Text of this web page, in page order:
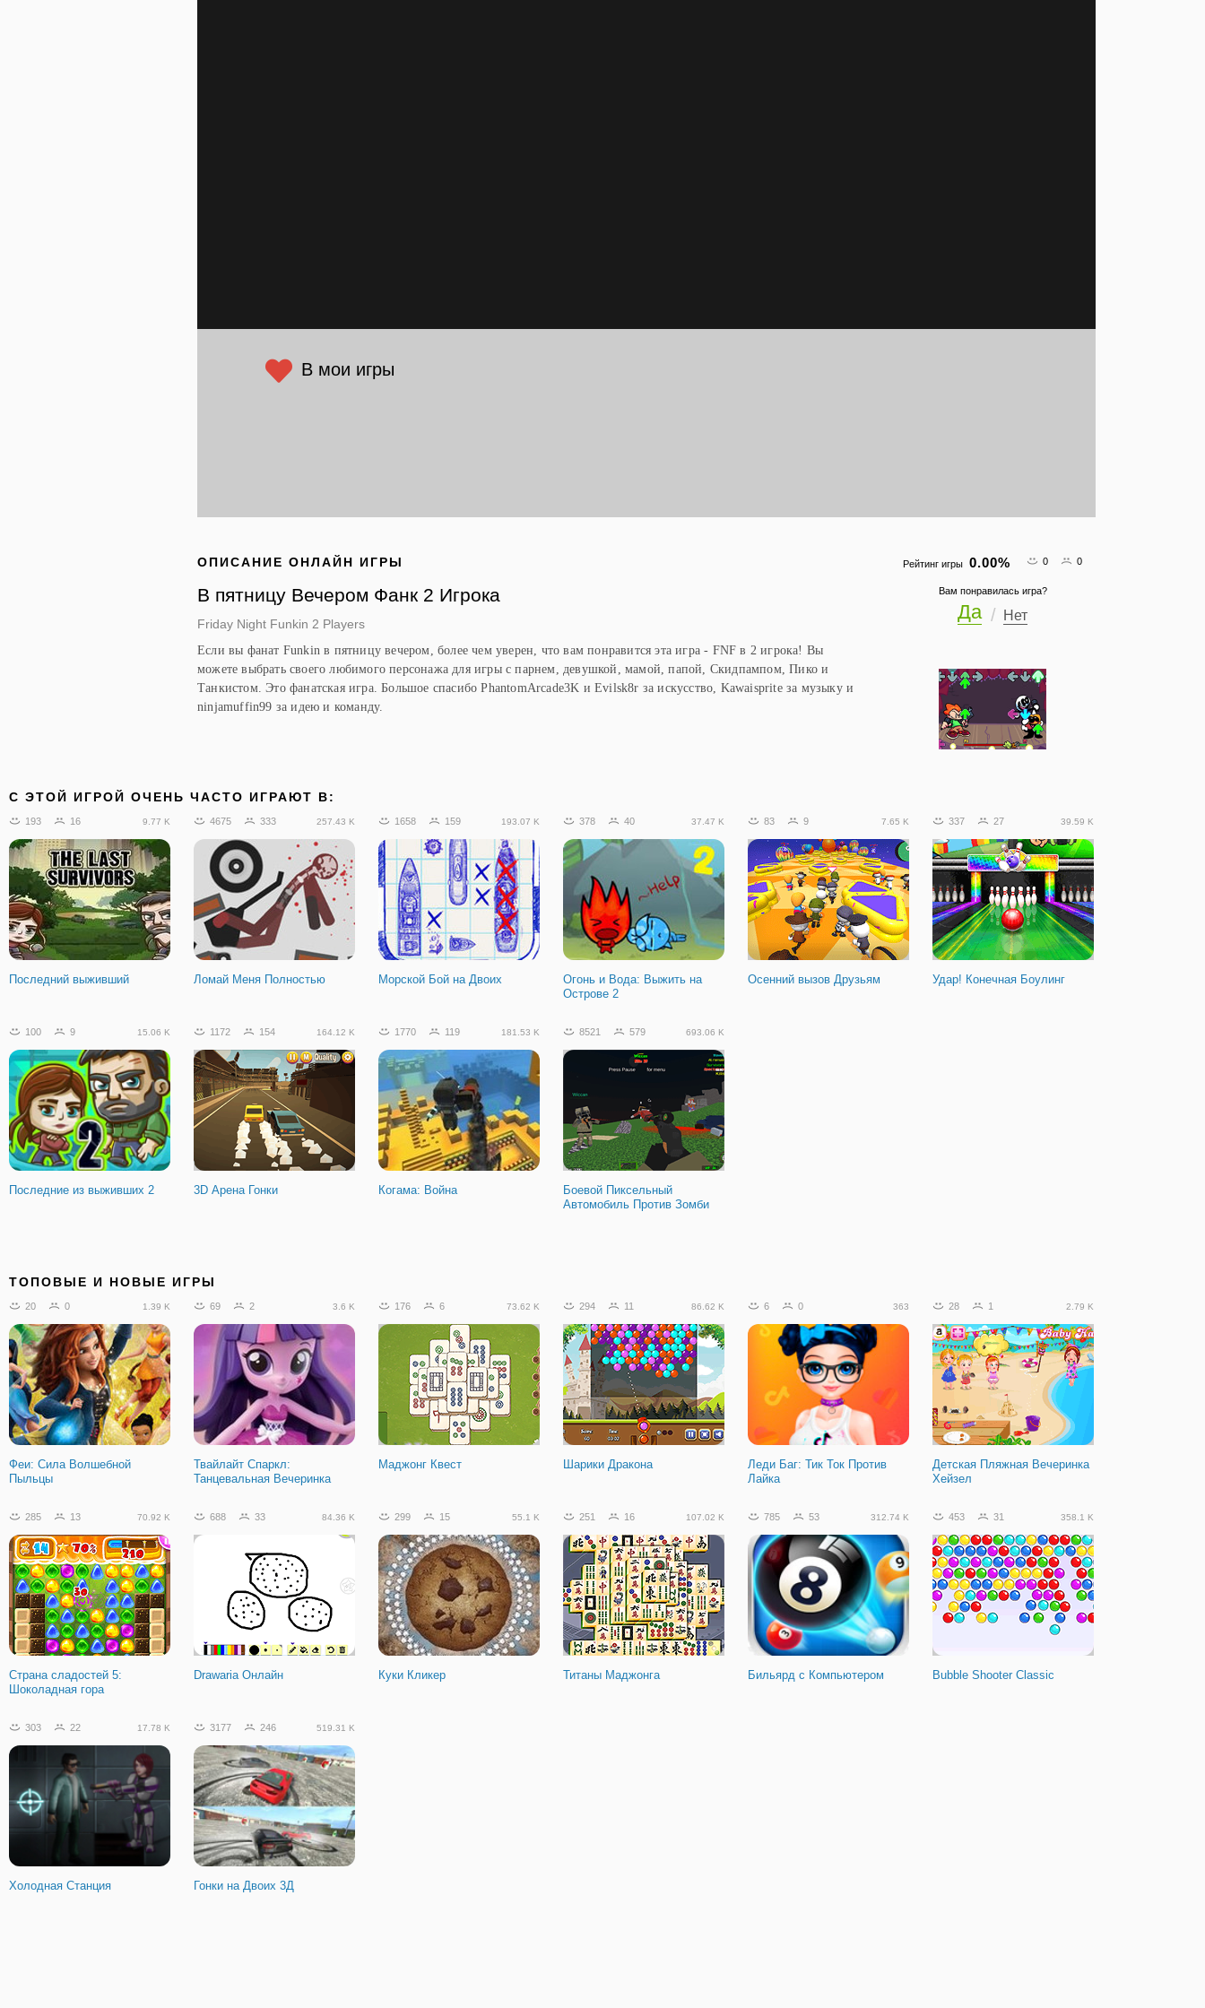
В мои игры
Рейтинг игры 0.00% 0 0
Вам понравилась игра?
Да Нет
ОПИСАНИЕ ОНЛАЙН ИГРЫ
В пятницу Вечером Фанк 2 Игрока
Friday Night Funkin 2 Players
Если вы фанат Funkin в пятницу вечером, более чем уверен, что вам понравится эта игра - FNF в 2 игрока! Вы
можете выбрать своего любимого персонажа для игры с парнем, девушкой, мамой, папой, Скидпампом, Пико и
Танкистом. Это фанатская игра. Большое спасибо PhantomArcade3K и Evilsk8r за искусство, Kawaisprite за музыку и
ninjamuffin99 за идею и команду.
C ЭТОЙ ИГРОЙ ОЧЕНЬ ЧАСТО ИГРАЮТ В:
193 16 9.77 K
Последний выживший
4675 333 257.43 K
Ломай Меня Полностью
1658 159 193.07 K
Морской Бой на Двоих
378 40 37.47 K
Огонь и Вода: Выжить на
Острове 2
83 9 7.65 K
Осенний вызов Друзьям
337 27 39.59 K
Удар! Конечная Боулинг
100 9 15.06 K
Последние из выживших 2
1172 154 164.12 K
3D Арена Гонки
1770 119 181.53 K
Когама: Война
8521 579 693.06 K
Боевой Пиксельный
Автомобиль Против Зомби
ТОПОВЫЕ И НОВЫЕ ИГРЫ
20 0 1.39 K
Феи: Сила Волшебной
Пыльцы
69 2 3.6 K
Твайлайт Спаркл:
Танцевальная Вечеринка
176 6 73.62 K
Маджонг Квест
294 11 86.62 K
Шарики Дракона
6 0 363
Леди Баг: Тик Ток Против
Лайка
28 1 2.79 K
Детская Пляжная Вечеринка
Хейзел
285 13 70.92 K
Страна сладостей 5:
Шоколадная гора
688 33 84.36 K
Drawaria Онлайн
299 15 55.1 K
Куки Кликер
251 16 107.02 K
Титаны Маджонга
785 53 312.74 K
Бильярд с Компьютером
453 31 358.1 K
Bubble Shooter Classic
303 22 17.78 K
Холодная Станция
3177 246 519.31 K
Гонки на Двоих 3Д